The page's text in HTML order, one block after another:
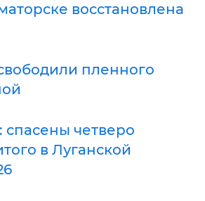
восстановлена
пленного
четверо
в Луганской